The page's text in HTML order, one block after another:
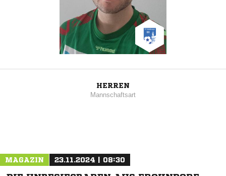
HERREN
Mannschaftsart
MAGAZIN 23.11.2024 | 08:30